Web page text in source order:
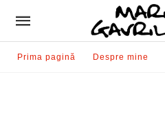
Prima pagină Despre mine